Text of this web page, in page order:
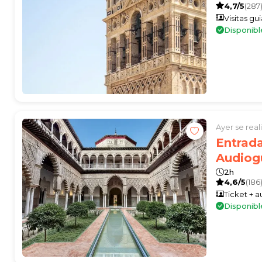
4,7/5(287)
Visitas
Ayer se
2h
4,6/5(186)
Ticket +